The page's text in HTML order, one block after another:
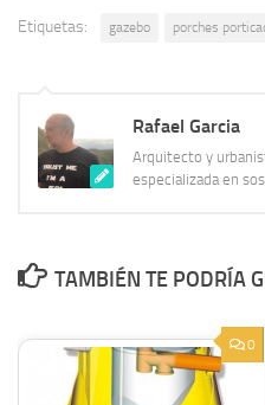
Etiquetas: gazebo porches
Rafael Garcia
Arquitecto y
especializada en
TAMBIÉN TE PODRÍA
0